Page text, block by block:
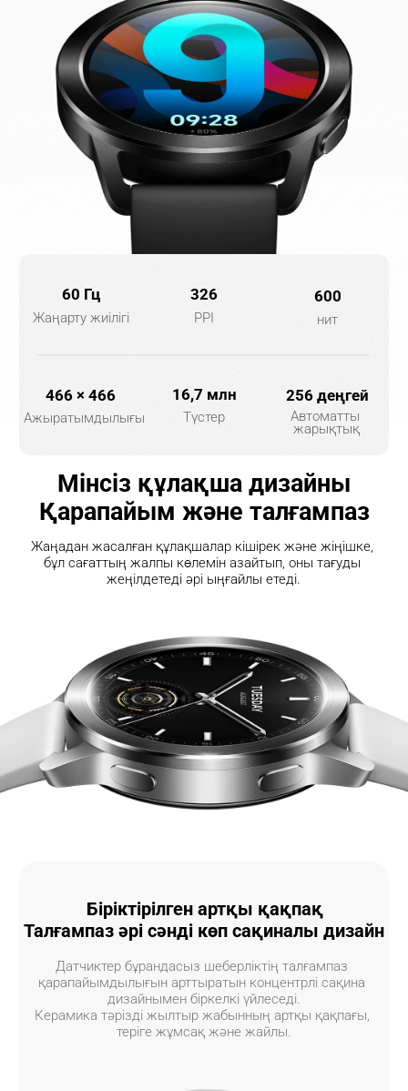
60 Гц
Жаңарту жиілігі
466 × 466
Ажыратымдылығы
16,7 млн
Түстер
326
PPI
256 деңгей
Автоматты
жарықтық
600
нит
Мінсіз құлақша дизайны
Қарапайым және талғампаз
Жаңадан жасалған құлақшалар кішірек және жіңішке,
бұл сағаттың жалпы көлемін азайтып, оны тағуды
жеңілдетеді әрі ыңғайлы етеді.
Біріктірілген артқы қақпақ
Талғампаз әрі сәнді көп сақиналы дизайн
Датчиктер бұрандасыз шеберліктің талғампаз
қарапайымдылығын арттыратын концентрлі сақина
дизайнымен біркелкі үйлеседі.
Керамика тәрізді жылтыр жабынның артқы қақпағы,
теріге жұмсақ және жайлы.